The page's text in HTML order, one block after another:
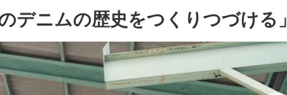
ニムの歴史をつくりつづける」